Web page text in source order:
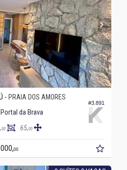
#3.891
- PRAIA DOS AMORES
da Brava
00 65,00
00